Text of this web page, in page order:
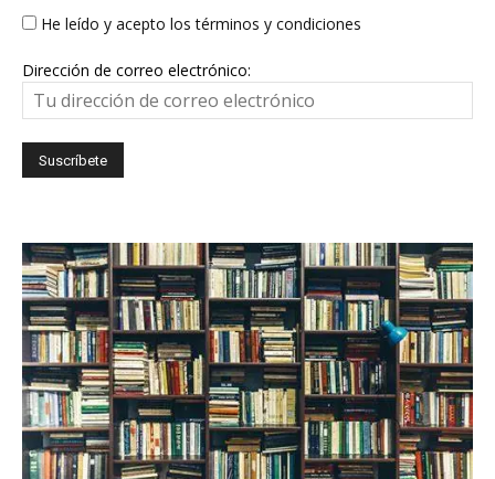
He leído y acepto los términos y condiciones
Dirección de correo electrónico: